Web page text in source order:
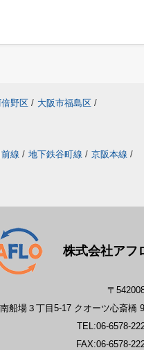
野区 / 大阪市福島区 /
線 / 地下鉄谷町線 / 京阪本線 /
株式会社アフ
〒
船場３丁目5-17 クオーツ心斎橋
TEL:06-6578-
FAX:06-6578-